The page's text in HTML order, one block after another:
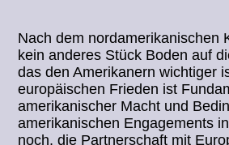
Nach dem nordamerikanischen
kein anderes Stück Boden auf
das den Amerikanern wichtiger
europäischen Frieden ist
amerikanischer Macht und
amerikanischen Engagements
noch, die Partnerschaft mit